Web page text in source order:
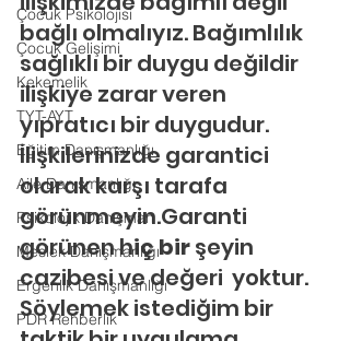
Çocuk Psikolojisi
Çocuk Gelişimi
Kekemelik
TYT-AYT
Eğitim Danışmanlığı
Aile Danışmanlığı
Psikolojik Danışman
Meslek Danışmanlığı
Ergenlik Danışmanlığı
PDR Rehberlik
bağlı olmalıyız. Bağımlılık
sağlıklı bir duygu değildir
ilişkiye zarar veren
yıpratıcı bir duygudur.
İlişkilerinizde garantici
olarak karşı tarafa
görünmeyin.Garanti
görünen hiç bir şeyin
cazibesi ve değeri  yoktur.
Söylemek istediğim bir